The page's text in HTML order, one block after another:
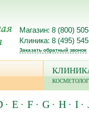
Магазин: 8 (800)
Клиника: 8 (495)
Заказать обратный звонок
E F G H I